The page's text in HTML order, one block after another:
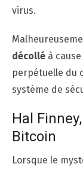
virus.
décollé à
perpétuelle du
système de
Hal
Bitcoin
Lorsque le